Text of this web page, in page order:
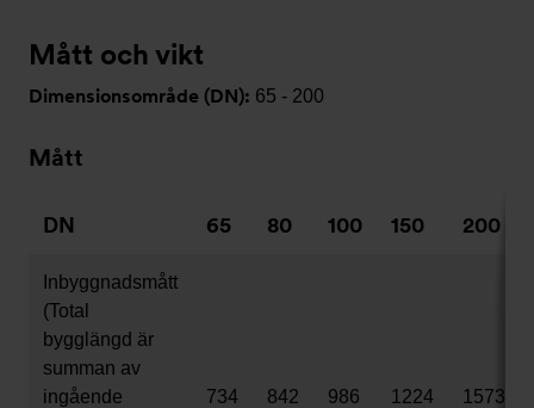
Mått och vikt
Dimensionsområde (DN): 65 - 200
Mått
DN 65 80 100 150 200
Inbyggnadsmått
(Total
bygglängd är
summan av
ingående
734 842 986 1224 1573